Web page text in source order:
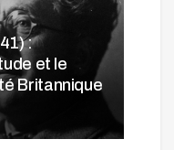
:
et le
Britannique